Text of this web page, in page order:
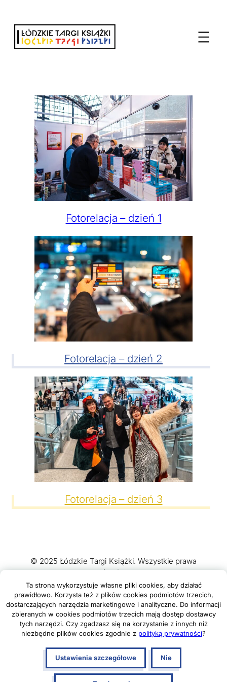
do
treści
Fotorelacja – dzień 1
Fotorelacja – dzień 2
Fotorelacja – dzień 3
© 2025 Łódzkie Targi Książki. Wszystkie prawa
zastrzeżone.
Polityka prywatności i plików cookies|Ustawienia
plików cookies
Facebook
Instagram
TikTok
Ta strona wykorzystuje własne pliki cookies, aby działać
prawidłowo. Korzysta też z plików cookies podmiotów trzecich,
dostarczających narzędzia marketingowe i analityczne. Do informacji
zbieranych w cookies podmiotów trzecich mają dostęp dostawcy
tych narzędzi. Czy zgadzasz się na korzystanie z innych niż
niezbędne plików cookies zgodnie z polityką prywatności?
Ustawienia szczegółowe Nie
Jeżeli tutaj zaglądasz, to znak, że cenisz swoją prywatność.
Wychodząc naprzeciw Twoim oczekiwaniom, na tej stronie
został wdrożony mechanizm, który pozwala Ci kontrolować
wykorzystywanie plików cookies oraz innych technologii
śledzących.
Pliki cookies własne wykorzystywane są na tej stronie w celu
zapewnienia prawidłowego działania poszczególnych funkcji
strony a pliki cookies podmiotów trzecich w celu korzystania
z narzędzi zewnętrznych na zasadach opisanych
szczegółowo wpolityce prywatności.
Jeżeli chcesz zaakceptować wszystkie stosowane przez tutaj
Niezbędne pliki cookies
Te pliki cookies pozostają zawsze aktywne i nie masz
możliwości wyboru w tym zakresie. Są to pliki cookies,
dzięki którym w sposób prawidłowy funkcjonują
m.in. formularze na stronie oraz mechanizm logowania
do konta użytkownika i utrzymywania sesji po zalogowaniu.
Ponadto, w plikach cookies własnych zapisywana jest
informacja o dokonanych przez Ciebie ustawieniach plików
cookies.
Narzędzia marketingowe Meta